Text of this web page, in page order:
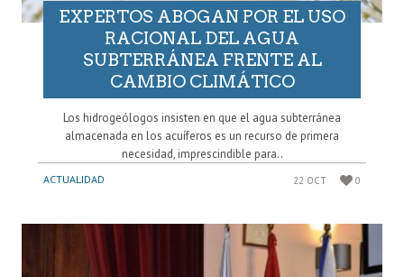
EXPERTOS ABOGAN POR EL USO
RACIONAL DEL AGUA
SUBTERRÁNEA FRENTE AL
CAMBIO CLIMÁTICO
Los hidrogeólogos insisten en que el agua subterránea
almacenada en los acuíferos es un recurso de primera
necesidad, imprescindible para..
ACTUALIDAD 22 OCT 0